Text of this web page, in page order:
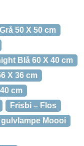
50 X 50 cm
Blå 60 X 40 cm
X 36 cm
cm
Frisbi – Flos
gulvlampe Moooi